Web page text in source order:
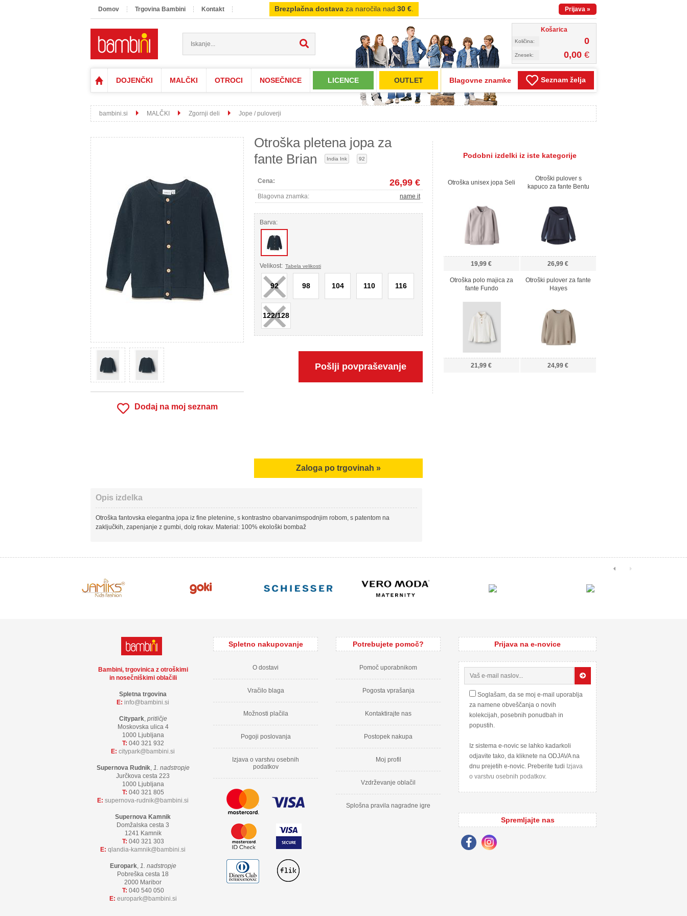
Domov Trgovina Bambini Kontakt Brezplačna dostava za naročila nad 30 € Prijava »
Košarica
Količina: 0
Znesek: 0,00 €
DOJENČKI MALČKI OTROCI NOSEČNICE LICENCE OUTLET Blagovne znamke Seznam želja
bambini.si MALČKI Zgornji deli Jope / puloverji
Otroška pletena jopa za
fante Brian
India Ink 92
Dodaj na moj seznam
Cena: 26,99 €
Blagovna znamka: name it
Barva:
Velikost: Tabela velikosti
92
× 98 104 110 116
122/128
×
Pošlji povpraševanje
Zaloga po trgovinah »
Opis izdelka
Otroška fantovska elegantna jopa iz fine pletenine, s kontrastno obarvanimspodnjim robom, s patentom na
zaključkih, zapenjanje z gumbi, dolg rokav. Material: 100% ekološki bombaž
Podobni izdelki iz iste kategorije
Otroška unisex jopa Seli
19,99 €
Otroški pulover s
kapuco za fante Bentu
26,99 €
Otroška polo majica za
fante Fundo
21,99 €
Otroški pulover za fante
Hayes
24,99 €
Bambini, trgovinica z otroškimi
in nosečniškimi oblačili
Spletna trgovina
E: info bambini.si
Citypark, pritličje
Moskovska ulica 4
1000 Ljubljana
T: 040 321 932
E: citypark bambini.si
Supernova Rudnik, 1. nadstropje
Jurčkova cesta 223
1000 Ljubljana
T: 040 321 805
E: supernova-rudnik bambini.si
Supernova Kamnik
Domžalska cesta 3
1241 Kamnik
T: 040 321 303
E: qlandia-kamnik bambini.si
Europark, 1. nadstropje
Pobreška cesta 18
2000 Maribor
T: 040 540 050
E: europark bambini.si
Spletno nakupovanje
O dostavi
Vračilo blaga
Možnosti plačila
Pogoji poslovanja
Izjava o varstvu osebnih
podatkov
Potrebujete pomoč?
Pomoč uporabnikom
Pogosta vprašanja
Kontaktirajte nas
Postopek nakupa
Moj profil
Vzdrževanje oblačil
Splošna pravila nagradne igre
Prijava na e-novice
Soglašam, da se moj e-mail uporablja
za namene obveščanja o novih
kolekcijah, posebnih ponudbah in
popustih.
Iz sistema e-novic se lahko kadarkoli
odjavite tako, da kliknete na ODJAVA na
dnu prejetih e-novic. Preberite tudi Izjava
o varstvu osebnih podatkov.
Spremljajte nas